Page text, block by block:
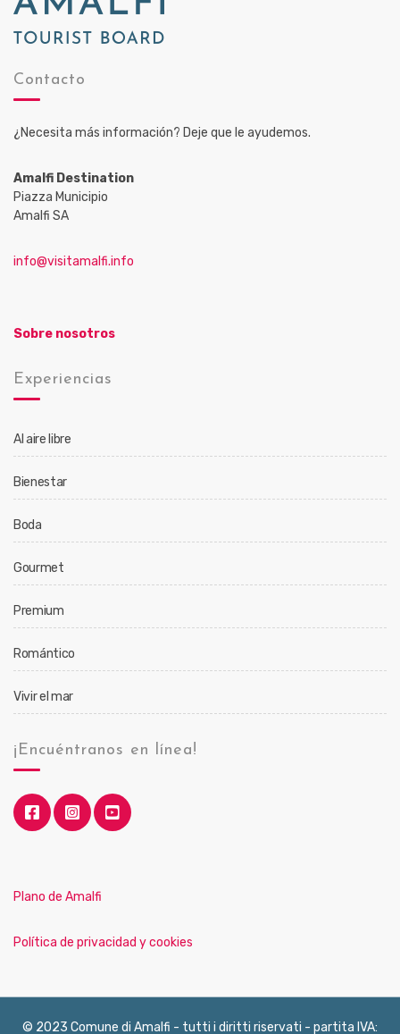
Contacto
¿Necesita más información? Deje que le ayudemos.
Amalfi Destination
Piazza Municipio
Amalfi SA
info@visitamalfi.info
Sobre nosotros
Experiencias
Al aire libre
Bienestar
Boda
Gourmet
Premium
Romántico
Vivir el mar
¡Encuéntranos en línea!
Plano de Amalfi
Política de privacidad y cookies
© 2023 Comune di Amalfi - tutti i diritti riservati - partita IVA: